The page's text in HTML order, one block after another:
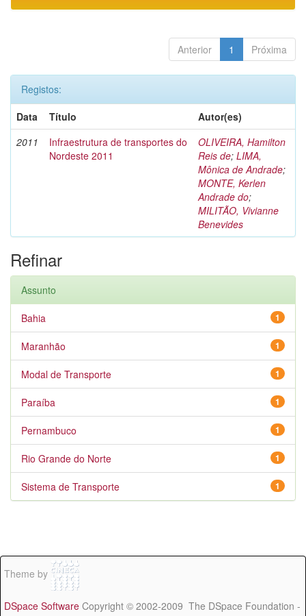
Anterior 1 Próxima
Registos:
Data
Título
Autor(es)
2011
Infraestrutura de transportes do
Nordeste 2011
OLIVEIRA, Hamilton
Reis de; LIMA,
Mônica de Andrade;
MONTE, Kerlen
Andrade do;
MILITÃO, Vivianne
Benevides
Refinar
Assunto
1
Bahia
1
Maranhão
1
Modal de Transporte
1
Paraíba
1
Pernambuco
1
Rio Grande do Norte
1
Sistema de Transporte
Theme by
DSpace Software Copyright © 2002-2009 The DSpace Foundation -